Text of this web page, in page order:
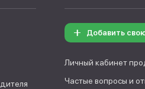
Добавить
Личный кабинет
Частые вопросы и